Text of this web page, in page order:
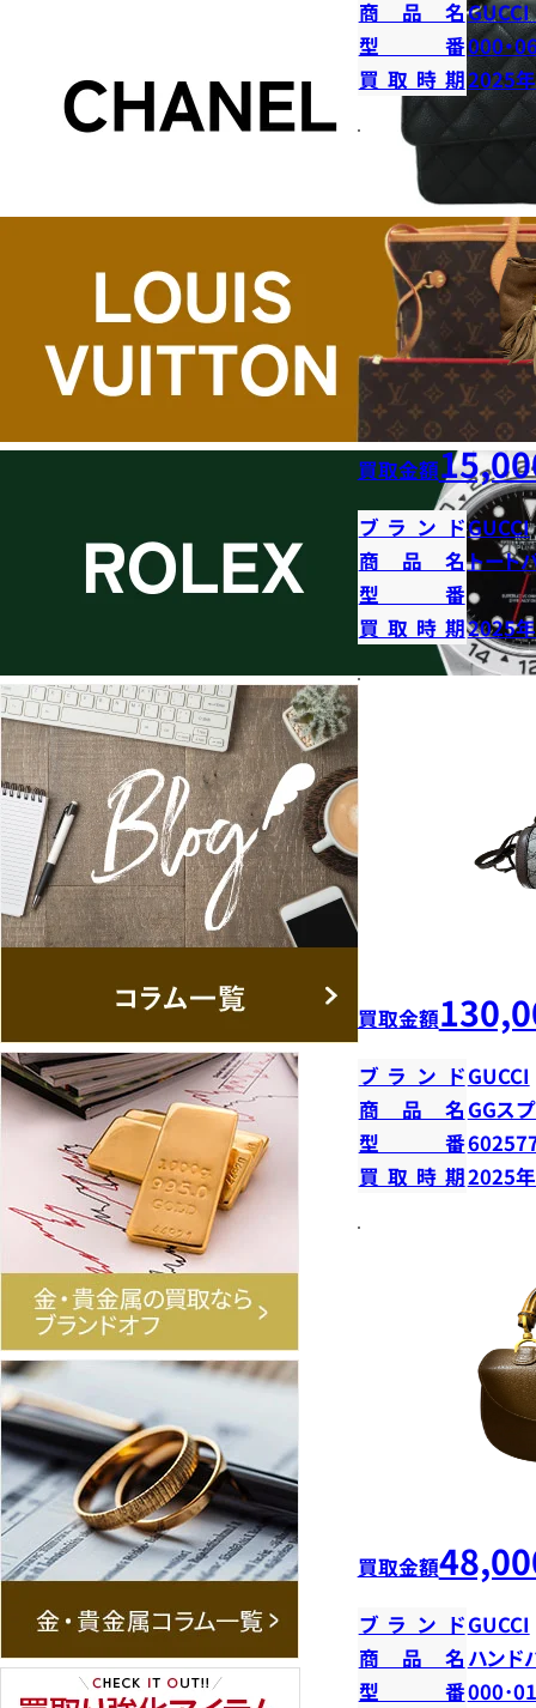
商品名GUCCI
型番000・
買取時期2025
買取金額
ブランドGUCCI
商品名トート
型番
買取時期2025
買取金額
ブランドGUCCI
商品名 GGス
型番
買取時期2025
買取金額
ブランドGUCCI
商品名 ハンド
型番000･